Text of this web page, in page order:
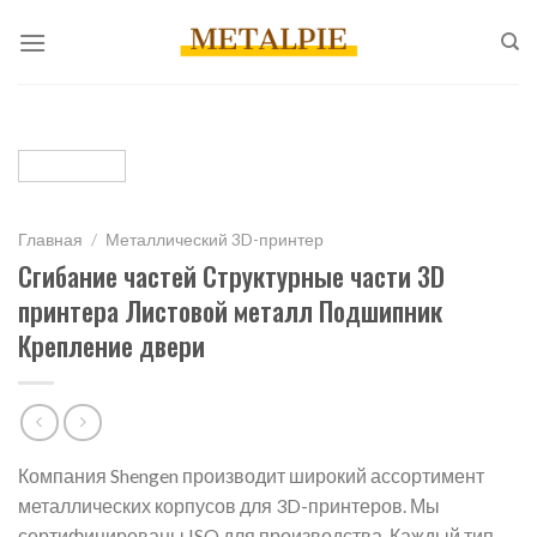
Главная / Металлический 3D-принтер
Сгибание частей Структурные части 3D
принтера Листовой металл Подшипник
Крепление двери
Компания Shengen производит широкий ассортимент
металлических корпусов для 3D-принтеров. Мы